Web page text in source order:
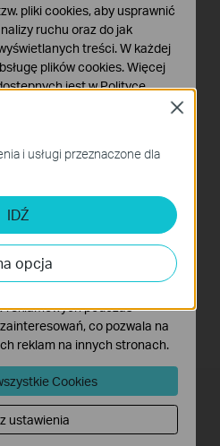
Rozwiń więcej
i usługi przeznaczone dla
IDŹ
opcja
Close
pliki cookies, aby usprawnić
ruchu oraz do jak
treści. W każdej
plików cookies. Więcej
jest wPolityce
są do poprawnego działania
i marketingu
wykorzystywane w celu
co umożliwia poprawę i
treści.
reklamowych podczas
co pozwala na
reklam na innych stronach.
Cookies
ustawienia